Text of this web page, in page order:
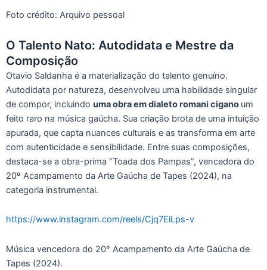
Foto crédito: Arquivo pessoal
O Talento Nato: Autodidata e Mestre da
Composição
Otavio Saldanha é a materialização do talento genuíno.
Autodidata por natureza, desenvolveu uma habilidade singular
de compor, incluindo uma obra em dialeto romani cigano um
feito raro na música gaúcha. Sua criação brota de uma intuição
apurada, que capta nuances culturais e as transforma em arte
com autenticidade e sensibilidade. Entre suas composições,
destaca-se a obra-prima “Toada dos Pampas”, vencedora do
20º Acampamento da Arte Gaúcha de Tapes (2024), na
categoria instrumental.
https://www.instagram.com/reels/Cjq7EiLps-v
Música vencedora do 20° Acampamento da Arte Gaúcha de
Tapes (2024).